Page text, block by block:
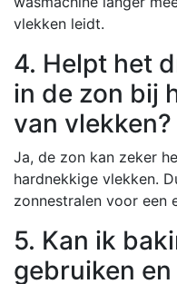
vlekken leidt.
4. Helpt het
in de zon bij
van vlekken?
Ja, de zon kan zeker
hardnekkige vlekken.
zonnestralen voor een
5. Kan ik
gebruiken